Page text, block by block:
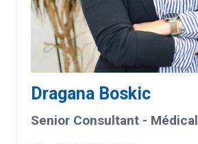
Dragana Boskic
Senior Consultant - Médical